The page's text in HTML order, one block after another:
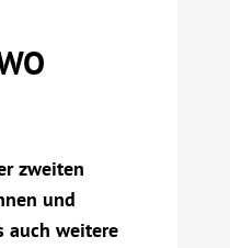
zweiten
und
auch weitere